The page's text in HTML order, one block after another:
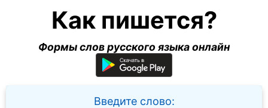
Как пишется?
Формы слов русского языка онлайн
Введите слово: